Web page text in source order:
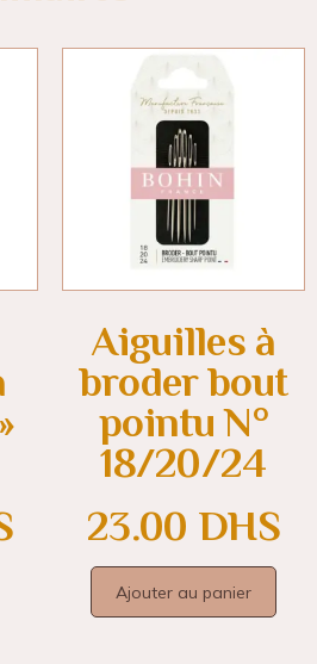
Aiguilles à
broder bout
pointu N°
18/20/24
23.00 DHS
Ajouter au panier